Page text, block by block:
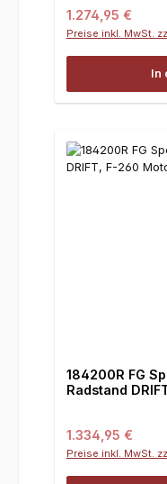
Regulärer Preis:
1.274,95 €
Preise inkl. MwSt.
In
184200R FG
Radstand
Regulärer Preis:
1.334,95 €
Preise inkl. MwSt.